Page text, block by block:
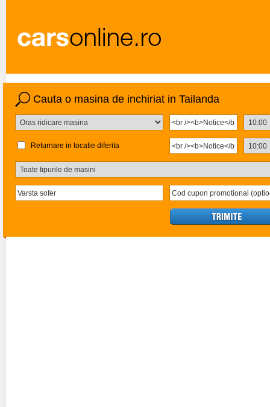
Cauta o masina de inchiriat in Tailanda
Returnare in locatie diferita